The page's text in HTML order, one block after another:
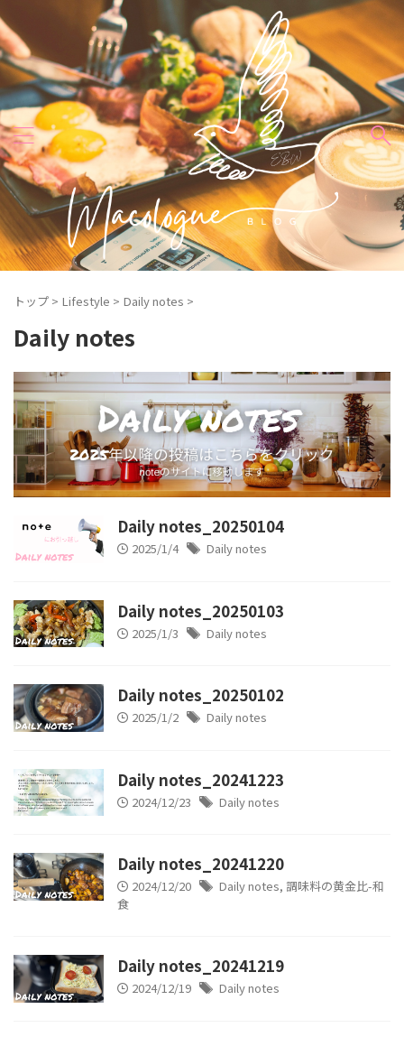
トップ > Lifestyle > Daily notes >
Daily notes
Daily notes_20250104
2025/1/4 Daily notes
Daily notes_20250103
2025/1/3 Daily notes
Daily notes_20250102
2025/1/2 Daily notes
Daily notes_20241223
2024/12/23 Daily notes
Daily notes_20241220
2024/12/20 Daily notes, 調味料の黄金比-和
食
Daily notes_20241219
2024/12/19 Daily notes